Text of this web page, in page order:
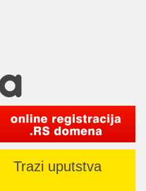
Trazi uputstva